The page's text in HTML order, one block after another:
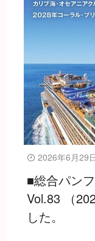
2026年6月29
■総合パン
Vol.83 （
した。